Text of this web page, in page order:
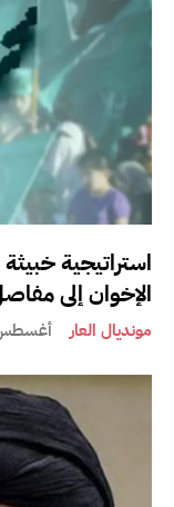
استراتيجية
الإخوان إلى
مونديال العار أغسطس 6,